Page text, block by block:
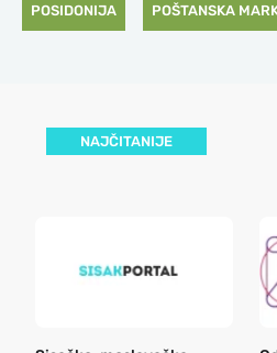
POSIDONIJA POŠTANSKA
NAJČITANIJE